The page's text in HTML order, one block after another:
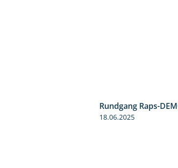
Rundgang Raps-
18.06.2025